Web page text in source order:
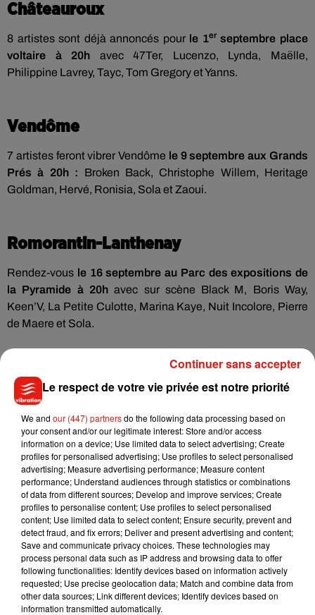
Châteauroux
8 artistes sont déjà annoncés pour le 1erseptembre place
voltaire à 20h avec 47Ter, Lucenzo, Lynda, Maëlle,
Philippine Lavrey, Tayc, Tom Gregory et Yanns.
Vendôme
7 artistes feront vibrer Vendôme le 9 septembre aux Grands
Prés à 20h : Broken Back, Christophe Willem, Heritage
Goldman, Hervé, Ronisia, Sola et Zaoui.
Romorantin-Lanthenay
Rendez-vous le 16 septembre au Parc des expositions de
la Pyramide à 20havec sur scène Black M, Boris Way,
Keen’V, La Petite Culotte, Marina Kaye, Nuit Incolore, Pierre
de Maere et Sola.
Sully-sur-Loire
Les concerts auront lieu
septembre !Calema, Grégoire, Jain, Maëlle, Mentissa,
Ridsa et Trinix feront danser les spectateurs de Sully-sur-
Loire.
Le Mans
Le 30 septembre au parking des Quinconces à 20h,
artistes enflammeront Le Mans avec Black M, Colt, Grégoire,
Hatik, La Petite Culotte, Lucenzo, Marina Kaye et Ofenbach.
Le respect de votre vie privée est notre priorité
We and our (447) partnersdo the following data processing based on
your consent and/or our legitimate interest: Store and/or access
information on a device; Use limited data to select advertising; Create
profiles for personalised advertising; Use profiles to select personalised
advertising; Measure advertising performance; Measure content
performance; Understand audiences through statistics or combinations
of data from different sources; Develop and improve services; Create
profiles to personalise content; Use profiles to select personalised
content; Use limited data to select content; Ensure security, prevent and
detect fraud, and fix errors; Deliver and present advertising and content;
Save and communicate privacy choices. These technologies may
process personal data such as IP address and browsing data to offer
following functionalities: Identify devices based on information actively
requested; Use precise geolocation data; Match and combine data from
other data sources; Link different devices; Identify devices based on
information transmitted automatically.
Continuer sans accepter